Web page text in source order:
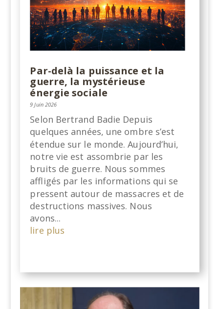
Par-delà la puissance et la
guerre, la mystérieuse
énergie sociale
9 Juin 2026
Selon Bertrand Badie Depuis
quelques années, une ombre s’est
étendue sur le monde. Aujourd’hui,
notre vie est assombrie par les
bruits de guerre. Nous sommes
affligés par les informations qui se
pressent autour de massacres et de
destructions massives. Nous
avons...
lire plus